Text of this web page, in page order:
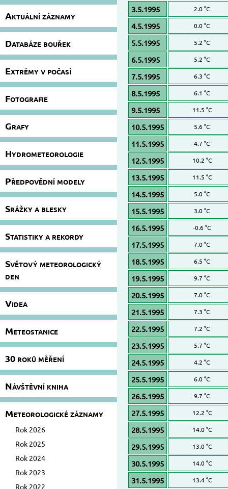
Aktuální záznamy
Databáze bouřek
Extrémy v počasí
Fotografie
Grafy
Hydrometeorologie
Předpovědní modely
Srážky a blesky
Statistiky a rekordy
Světový meteorologický
den
Videa
Meteostanice
30 roků měření
Návštěvní kniha
Meteorologické záznamy
Rok 2026
Rok 2025
Rok 2024
Rok 2023
Rok 2022
3.5.1995 2.0 °C
4.5.1995 0.0 °C
5.5.1995 5.2 °C
6.5.1995 5.2 °C
7.5.1995 6.3 °C
8.5.1995 6.1 °C
9.5.1995 11.5 °C
10.5.1995 5.6 °C
11.5.1995 4.7 °C
12.5.1995 10.2 °C
13.5.1995 11.5 °C
14.5.1995 5.0 °C
15.5.1995 3.0 °C
16.5.1995 -0.6 °C
17.5.1995 7.0 °C
18.5.1995 6.5 °C
19.5.1995 9.7 °C
20.5.1995 7.0 °C
21.5.1995 7.3 °C
22.5.1995 7.2 °C
23.5.1995 5.7 °C
24.5.1995 4.2 °C
25.5.1995 6.0 °C
26.5.1995 9.7 °C
27.5.1995 12.2 °C
28.5.1995 14.0 °C
29.5.1995 13.0 °C
30.5.1995 14.0 °C
31.5.1995 13.4 °C